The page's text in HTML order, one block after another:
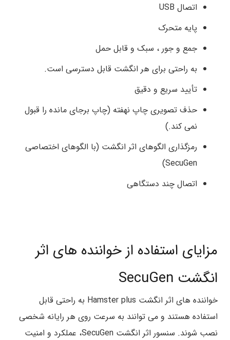
اتصال USB
پایه متحرک
جمع و جور ، سبک و قابل حمل
به راحتی برای هر انگشت قابل دسترسی است.
تأیید سریع و دقیق
حذف تصویری چاپ نهفته (چاپ برجای مانده را قبول
نمی کند.)
رمزگذاری الگوهای اثر انگشت (با الگوهای اختصاصی
SecuGen)
اتصال چند دستگاهی
مزایای استفاده از خواننده های اثر
انگشت SecuGen
خواننده های اثر انگشت Hamster plus به راحتی قابل
استفاده هستند و می توانند به سرعت روی هر رایانه شخصی
نصب شوند. سنسور اثر انگشت SecuGen، عملکرد و امنیت